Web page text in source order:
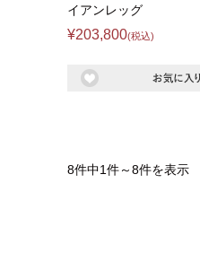
イアンレッグ
¥203,800(税込)
8件中1件～8件を表示